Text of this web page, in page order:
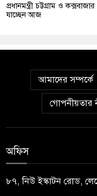
প্রধানমন্ত্রী চট্টগ্রাম ও কক্সবাজার
যাচ্ছেন আজ
আমাদের সম্পর্কে
গোপনীয়তার
অফিস
৮৭, নিউ ইস্কাটন রোড,